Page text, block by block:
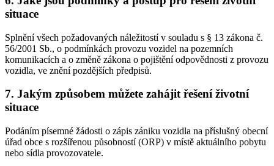
situace
Splnění všech požadovaných náležitostí v souladu s § 13 zákona č.
56/2001 Sb., o podmínkách provozu vozidel na pozemních
komunikacích a o změně zákona o pojištění odpovědnosti z provozu
vozidla, ve znění pozdějších předpisů.
7. Jakým způsobem můžete zahájit řešení životní
situace
Podáním písemné žádosti o zápis zániku vozidla na příslušný obecní
úřad obce s rozšířenou působností (ORP) v místě aktuálního pobytu
nebo sídla provozovatele.